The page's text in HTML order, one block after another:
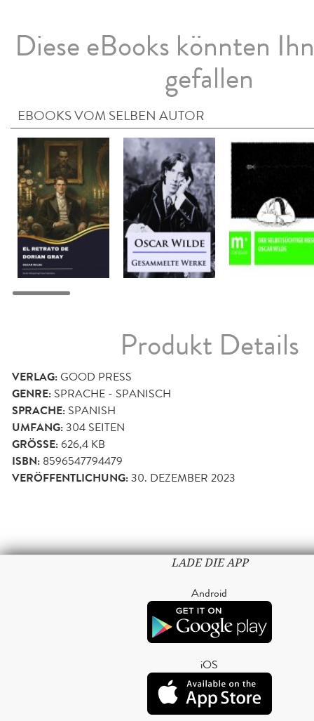
Diese eBooks könnten
gefallen
EBOOKS VOM SELBEN AUTOR
Produkt Details
VERLAG:GOOD PRESS
GENRE: SPRACHE - SPANISCH
SPRACHE: SPANISH
UMFANG:304 SEITEN
GRÖSSE: 626,4 KB
ISBN: 8596547794479
VERÖFFENTLICHUNG:30. DEZEMBER 2023
LADE DIE APP
Android
iOS